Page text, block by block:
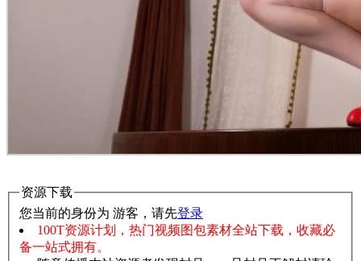
资源下载
您当前的身份为 游客，请先登录
100T资源计划，热门视频图包素材全站下载，收藏必
备一站式拥有。